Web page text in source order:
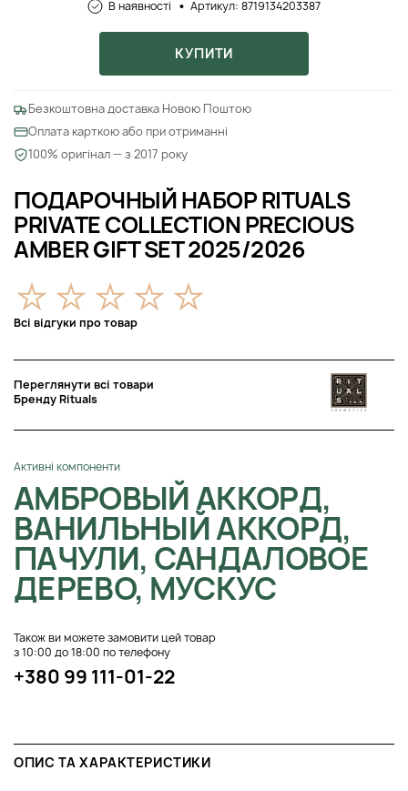
ПОДАРОЧНЫЙ НАБОР RITUALS
PRIVATE COLLECTION PRECIOUS
AMBER GIFT SET 2025/2026
Всі відгуки про товар
Переглянути всі товари
Бренду Rituals
Активні компоненти
АМБРОВЫЙ АККОРД,
ВАНИЛЬНЫЙ АККОРД,
ПАЧУЛИ, САНДАЛОВОЕ
ДЕРЕВО, МУСКУС
Також ви можете замовити цей товар
з 10:00 до 18:00 по телефону
+380 99 111-01-22
В наявності Артикул: 8719134203387
КУПИТИ
Безкоштовна доставка Новою Поштою
Оплата карткою або при отриманні
100% оригінал — з 2017 року
ОПИС ТА ХАРАКТЕРИСТИКИ